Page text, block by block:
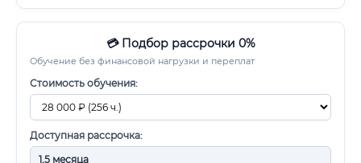
💳 Подбор рассрочки 0%
Обучение без финансовой нагрузки и переплат
Стоимость обучения:
Доступная рассрочка: